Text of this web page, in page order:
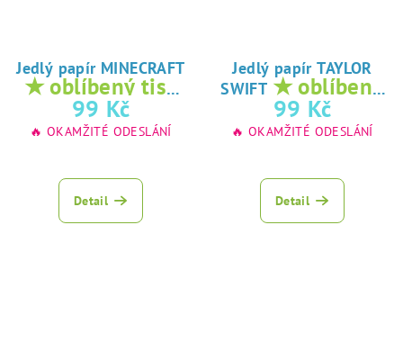
Jedlý papír MINECRAFT
★ oblíbený tisk
na jedlý papír
99 Kč
🔥 OKAMŽITÉ ODESLÁNÍ
Detail
Jedlý papír TAYLOR
SWIFT ★ oblíbený
tisk na jedlý
papír
99 Kč
🔥 OKAMŽITÉ ODESLÁNÍ
Detail